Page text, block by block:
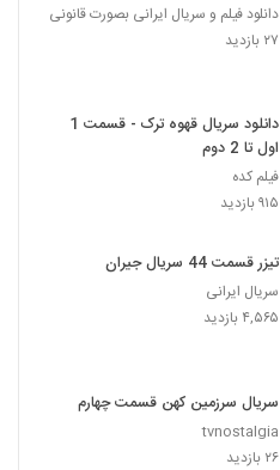
دانلود فیلم و سریال ایرانی بصورت قانونی
۲۷ بازدید
دانلود سریال قهوه ترک - قسمت 1
اول تا 2 دوم
فیلم کده
۹۱۵ بازدید
تیزر قسمت 44 سریال جیران
سریال ایرانی
۴,۵۶۵ بازدید
سریال سرزمین کهن قسمت چهارم
tvnostalgia
۲۶ بازدید